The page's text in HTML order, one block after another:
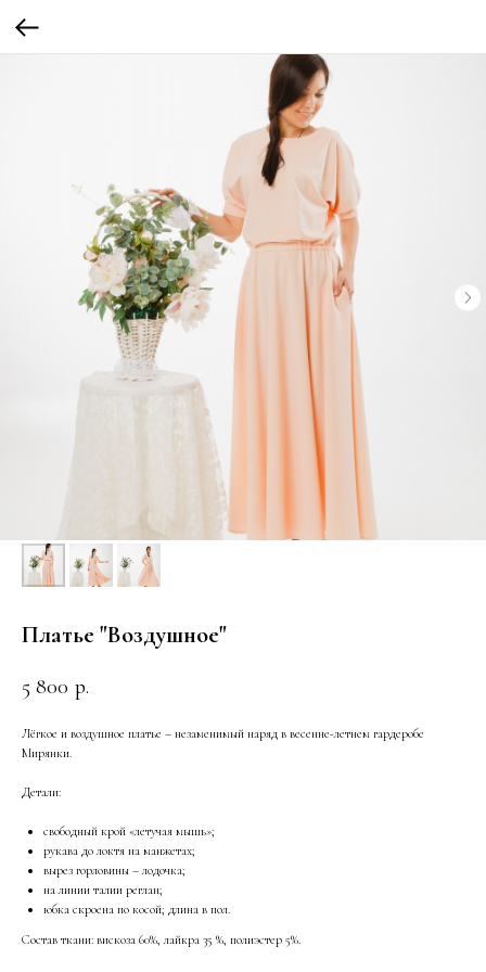
Платье "Воздушное"
5 800 р.
Лёгкое и воздушное платье – незаменимый наряд в весенне-летнем гардеробе
Мирянки.
Детали:
свободный крой «летучая мышь»;
рукава до локтя на манжетах;
вырез горловины – лодочка;
на линии талии реглан;
юбка скроена по косой; длина в пол.
Состав ткани: вискоза 60%, лайкра 35 %, полиэстер 5%.